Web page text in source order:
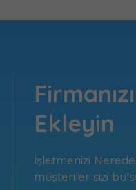
Ekleyin
İşletmenizi
müşteriler sizi